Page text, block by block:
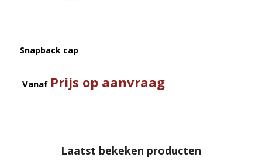
Snapback cap
Vanaf Prijs op aanvraag
Laatst bekeken producten